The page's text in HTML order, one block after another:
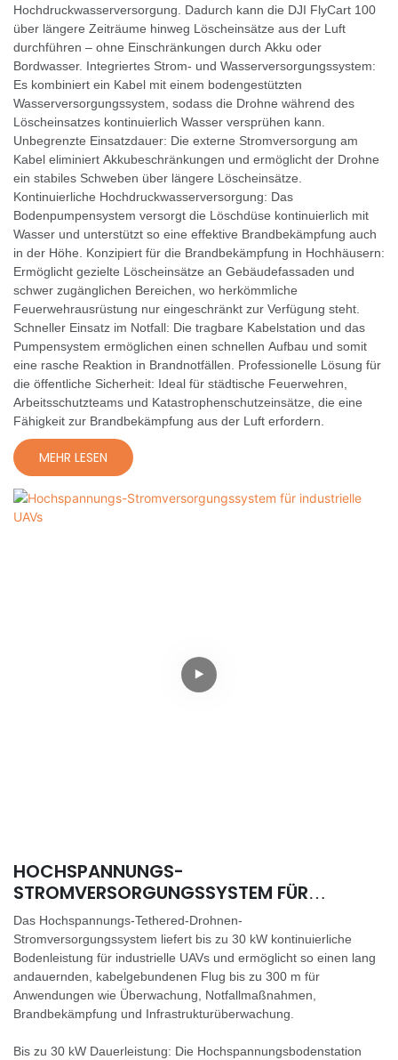
Hochdruckwasserversorgung. Dadurch kann die DJI FlyCart 100
über längere Zeiträume hinweg Löscheinsätze aus der Luft
durchführen – ohne Einschränkungen durch Akku oder
Bordwasser. Integriertes Strom- und Wasserversorgungssystem:
Es kombiniert ein Kabel mit einem bodengestützten
Wasserversorgungssystem, sodass die Drohne während des
Löscheinsatzes kontinuierlich Wasser versprühen kann.
Unbegrenzte Einsatzdauer: Die externe Stromversorgung am
Kabel eliminiert Akkubeschränkungen und ermöglicht der Drohne
ein stabiles Schweben über längere Löscheinsätze.
Kontinuierliche Hochdruckwasserversorgung: Das
Bodenpumpensystem versorgt die Löschdüse kontinuierlich mit
Wasser und unterstützt so eine effektive Brandbekämpfung auch
in der Höhe. Konzipiert für die Brandbekämpfung in Hochhäusern:
Ermöglicht gezielte Löscheinsätze an Gebäudefassaden und
schwer zugänglichen Bereichen, wo herkömmliche
Feuerwehrausrüstung nur eingeschränkt zur Verfügung steht.
Schneller Einsatz im Notfall: Die tragbare Kabelstation und das
Pumpensystem ermöglichen einen schnellen Aufbau und somit
eine rasche Reaktion in Brandnotfällen. Professionelle Lösung für
die öffentliche Sicherheit: Ideal für städtische Feuerwehren,
Arbeitsschutzteams und Katastrophenschutzeinsätze, die eine
Fähigkeit zur Brandbekämpfung aus der Luft erfordern.
MEHR LESEN
HOCHSPANNUNGS-
STROMVERSORGUNGSSYSTEM FÜR
INDUSTRIELLE UAVS
Das Hochspannungs-Tethered-Drohnen-
Stromversorgungssystem liefert bis zu 30 kW kontinuierliche
Bodenleistung für industrielle UAVs und ermöglicht so einen lang
andauernden, kabelgebundenen Flug bis zu 300 m für
Anwendungen wie Überwachung, Notfallmaßnahmen,
Brandbekämpfung und Infrastrukturüberwachung.
Bis zu 30 kW Dauerleistung: Die Hochspannungsbodenstation